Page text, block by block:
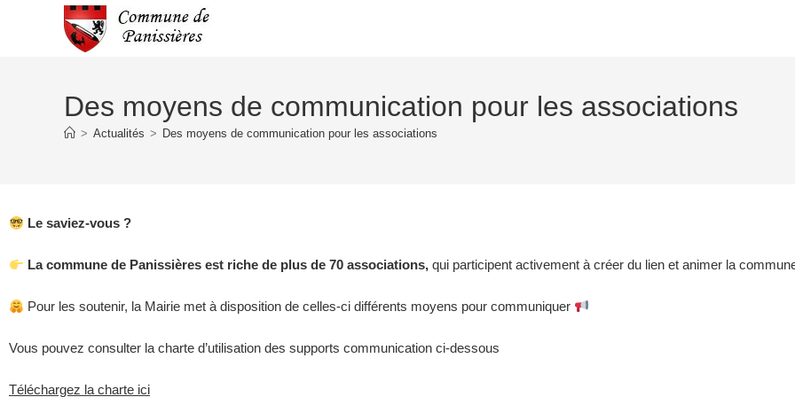
Des moyens de communication pour les associations
> Actualités > Des moyens de communication pour les associations
Le saviez-vous ?
La commune de Panissières est riche de plus de 70 associations, qui participent activement à créer du lien et animer la
Pour les soutenir, la Mairie met à disposition de celles-ci différents moyens pour communiquer
Vous pouvez consulter la charte d’utilisation des supports communication ci-dessous
Téléchargez la charte ici